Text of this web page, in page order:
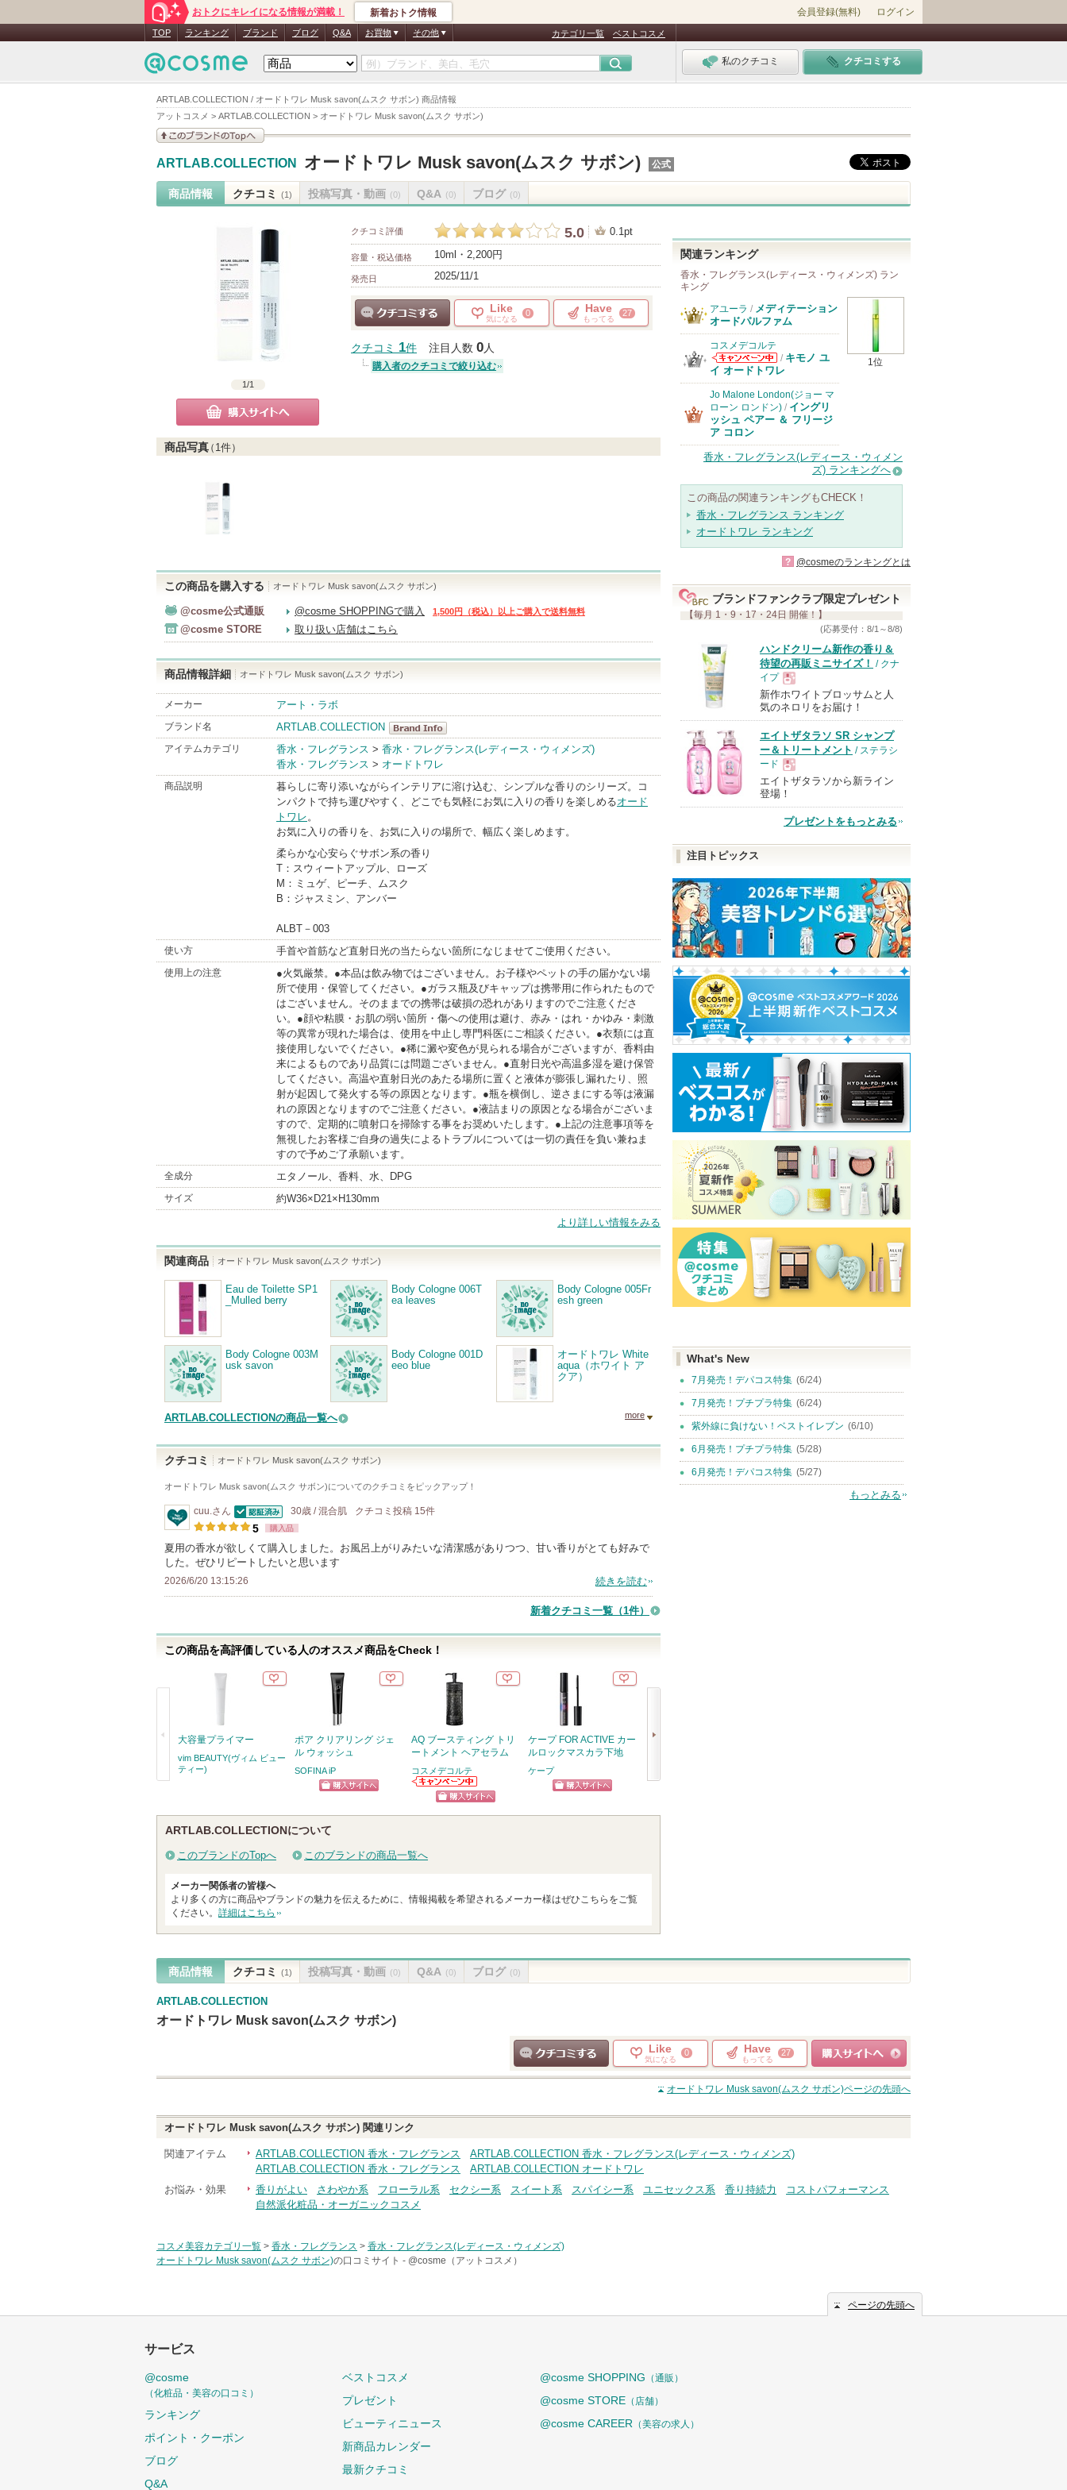
ARTLAB.COLLECTION / オードトワレ Musk savon(ムスク サボン) 商品情報
アットコスメ > ARTLAB.COLLECTION > オードトワレ Musk savon(ムスク サボン)
おトクにキレイになる情報が満載！ 新着おトク情報 会員登録(無料) ログイン
TOP ランキング ブランド ブログ Q&A お買物 その他 カテゴリ一覧 ベストコスメ
私のクチコミ クチコミする
ARTLAB.COLLECTION オードトワレ Musk savon(ムスク サボン) 公式
商品情報 クチコミ (1) 投稿写真・動画 (0) Q&A (0) ブログ (0)
1/1
購入サイトへ
クチコミ評価 5.0 0.1pt
容量・税込価格 10ml・2,200円
発売日 2025/11/1
Like
気になる
0 Have
もってる
27
クチコミ 1件 注目人数 0人
購入者のクチコミで絞り込む
商品写真（ 1件）
この商品を購入する オードトワレ Musk savon(ムスク サボン)
@cosme公式通販 @cosme SHOPPINGで購入 1,500円（税込）以上ご購入で送料無料
@cosme STORE 取り扱い店舗はこちら
商品情報詳細 オードトワレ Musk savon(ムスク サボン)
メーカー アート・ラボ
ブランド名
ARTLAB.COLLECTION
ARTLAB.COL
LECTION
BrandInfo
アイテムカテゴリ 香水・フレグランス > 香水・フレグランス(レディース・ウィメンズ)
香水・フレグランス > オードトワレ
商品説明
暮らしに寄り添いながらインテリアに溶け込む、シンプルな香りのシリーズ。コ
ンパクトで持ち運びやすく、どこでも気軽にお気に入りの香りを楽しめるオード
トワレ。
お気に入りの香りを、お気に入りの場所で、幅広く楽しめます。
柔らかな心安らぐサボン系の香り
T：スウィートアップル、ローズ
M：ミュゲ、ピーチ、ムスク
B：ジャスミン、アンバー
ALBT－003
使い方 手首や首筋など直射日光の当たらない箇所になじませてご使用ください。
使用上の注意
●火気厳禁。●本品は飲み物ではございません。お子様やペットの手の届かない場
所で使用・保管してください。●ガラス瓶及びキャップは携帯用に作られたもので
はございません。そのままでの携帯は破損の恐れがありますのでご注意くださ
い。●顔や粘膜・お肌の弱い箇所・傷への使用は避け、赤み・はれ・かゆみ・刺激
等の異常が現れた場合は、使用を中止し専門科医にご相談ください。●衣類には直
接使用しないでください。●稀に澱や変色が見られる場合がございますが、香料由
来によるものであり品質には問題ございません。●直射日光や高温多湿を避け保管
してください。高温や直射日光のあたる場所に置くと液体が膨張し漏れたり、照
射が起因して発火する等の原因となります。●瓶を横倒し、逆さまにする等は液漏
れの原因となりますのでご注意ください。●液詰まりの原因となる場合がございま
すので、定期的に噴射口を掃除する事をお奨めいたします。●上記の注意事項等を
無視したお客様ご自身の過失によるトラブルについては一切の責任を負い兼ねま
すので予めご了承願います。
全成分 エタノール、香料、水、DPG
サイズ
約W36×D21×H130mm
より詳しい情報をみる
関連商品 オードトワレ Musk savon(ムスク サボン)
Eau de Toilette SP1
_Mulled berry
Body Cologne 006T
ea leaves
Body Cologne 005Fr
esh green
Body Cologne 003M
usk savon
Body Cologne 001D
eeo blue
オードトワレ White
aqua（ホワイト ア
クア）
ARTLAB.COLLECTIONの商品一覧へ more
クチコミ オードトワレ Musk savon(ムスク サボン)
オードトワレ Musk savon(ムスク サボン)についてのクチコミをピックアップ！
cuu.さん
認証済
30歳 / 混合肌 クチコミ投稿 15件
5 購入品
夏用の香水が欲しくて購入しました。お風呂上がりみたいな清潔感がありつつ、甘い香りがとても好みで
した。ぜひリピートしたいと思います
2026/6/20 13:15:26 続きを読む
新着クチコミ一覧 （1件）
この商品を高評価している人のオススメ商品をCheck！
大容量プライマー
vim BEAUTY(ヴィム ビュー
ティー)
ポア クリアリング ジェ
ル ウォッシュ
SOFINA iP
AQ ブースティング トリ
ートメント ヘアセラム
コスメデコルテ
コスメデコルテ
からのお知らせ
があります
ケープ FOR ACTIVE カー
ルロックマスカラ下地
ケープ
ピメル うそつきマスカラ
ARTLAB.COLLECTIONについて
このブランドのTopへ このブランドの商品一覧へ
メーカー関係者の皆様へ
より多くの方に商品やブランドの魅力を伝えるために、情報掲載を希望されるメーカー様はぜひこちらをご覧
ください。 詳細はこちら
関連ランキング
香水・フレグランス(レディース・ウィメンズ) ラン
キング
1位
アユーラ / メディテーション
オードパルファム
コスメデコルテ
コスメデコルテ
からのお知らせ
があります
/ キモノ ユ
イ オードトワレ
Jo Malone London(ジョー マ
ローン ロンドン) / イングリ
ッシュ ペアー ＆ フリージ
ア コロン
香水・フレグランス(レディース・ウィメン
ズ) ランキングへ
この商品の関連ランキングもCHECK！
香水・フレグランス ランキング
オードトワレ ランキング
? @cosmeのランキングとは
ブランドファンクラブ限定プレゼント
【毎月 1・9・17・24日 開催！】
(応募受付：8/1～8/8)
ハンドクリーム新作の香り＆
待望の再販ミニサイズ！ / クナ
イプ
現
品
新作ホワイトブロッサムと人
気のネロリをお届け！
エイトザタラソ SR シャンプ
ー＆トリートメント / ステラシ
ード
現
品
エイトザタラソから新ライン
登場！
プレゼントをもっとみる
注目トピックス
What's New
7月発売！デパコス特集 (6/24)
7月発売！プチプラ特集 (6/24)
紫外線に負けない！ベストイレブン (6/10)
6月発売！プチプラ特集 (5/28)
6月発売！デパコス特集 (5/27)
もっとみる
商品情報 クチコミ (1) 投稿写真・動画 (0) Q&A (0) ブログ (0)
ARTLAB.COLLECTION
オードトワレ Musk savon(ムスク サボン)
クチコミする
Like
気になる
0 Have
もってる
27
ショッピングサイト
へ
オードトワレ Musk savon(ムスク サボン)ページの先頭へ
オードトワレ Musk savon(ムスク サボン) 関連リンク
関連アイテム ARTLAB.COLLECTION 香水・フレグランス
ARTLAB.COLLECTION 香水・フレグランス(レディース・ウィメンズ)
ARTLAB.COLLECTION 香水・フレグランス
ARTLAB.COLLECTION オードトワレ
お悩み・効果
香りがよい さわやか系 フローラル系 セクシー系 スイート系 スパイシー系 ユニセックス系 香り持続力
コストパフォーマンス
自然派化粧品・オーガニックコスメ
コスメ美容カテゴリ一覧 > 香水・フレグランス > 香水・フレグランス(レディース・ウィメンズ)
オードトワレ Musk savon(ムスク サボン)の口コミサイト - @cosme（アットコスメ）
ページの先頭へ
サービス
@cosme
（化粧品・美容の口コミ）
ランキング
ポイント・クーポン
ブログ
Q&A
ベストコスメ
プレゼント
ビューティニュース
新商品カレンダー
最新クチコミ
@cosme SHOPPING （通販）
@cosme STORE （店舗）
@cosme CAREER （美容の求人）